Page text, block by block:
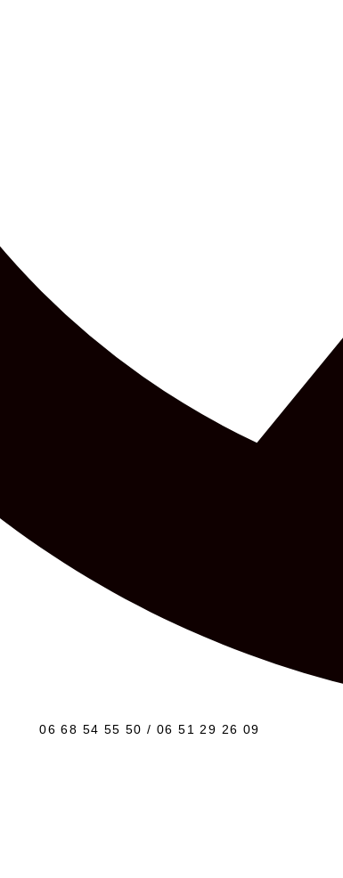
06 68 54 55 50 / 06 51 29 26 09